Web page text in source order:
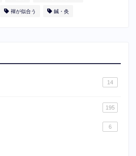
褌が似合う 鍼・灸
14
195
6